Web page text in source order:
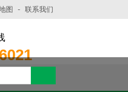
图 - 联系我们